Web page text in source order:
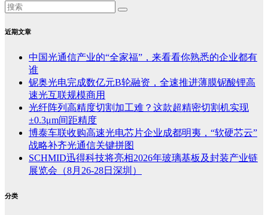
近期文章
中国光通信产业的“全家福”，来看看你熟悉的企业都有
谁
铌奥光电完成数亿元B轮融资，全速推进薄膜铌酸锂高
速光互联规模商用
光纤阵列高精度切割加工难？这款超精密切割机实现
±0.3μm间距精度
博泰车联收购高速光电芯片企业成都明夷，“软硬芯云”
战略补齐光通信关键拼图
SCHMID迅得科技将亮相2026年玻璃基板及封装产业链
展览会（8月26-28日深圳）
分类